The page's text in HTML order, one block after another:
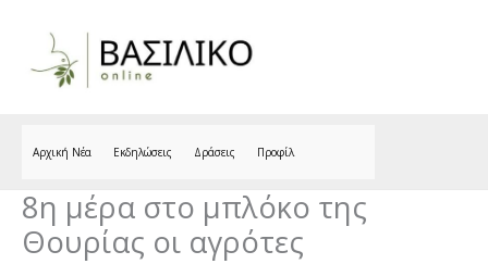
Αρχική Νέα Εκδηλώσεις Δράσεις Προφίλ
8η μέρα στο μπλόκο της
Θουρίας οι αγρότες